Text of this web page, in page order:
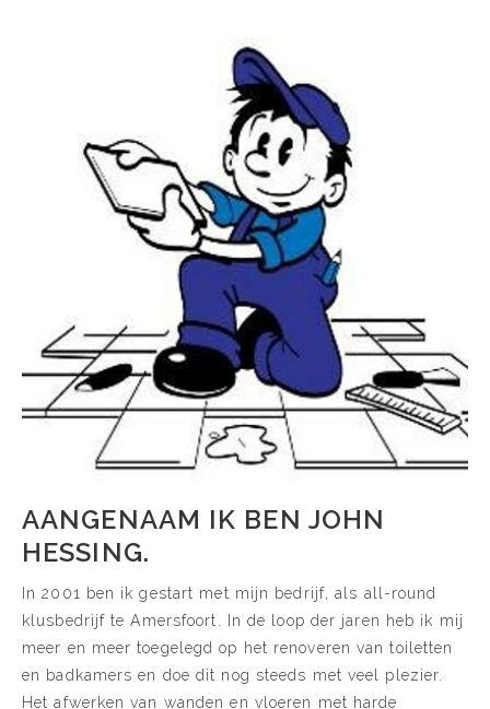
AANGENAAM IK BEN JOHN
HESSING.
In 2001 ben ik gestart met mijn bedrijf, als all-round
klusbedrijf te Amersfoort. In de loop der jaren heb ik mij
meer en meer toegelegd op het renoveren van toiletten
en badkamers en doe dit nog steeds met veel plezier.
Het afwerken van wanden en vloeren met harde